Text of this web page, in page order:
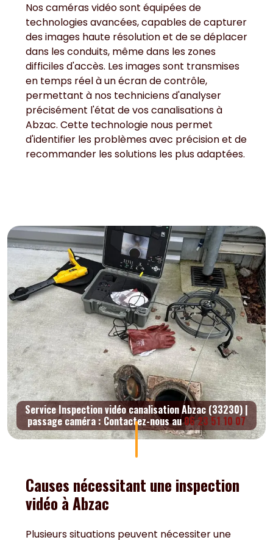
Nos caméras vidéo sont équipées de
technologies avancées, capables de capturer
des images haute résolution et de se déplacer
dans les conduits, même dans les zones
difficiles d'accès. Les images sont transmises
en temps réel à un écran de contrôle,
permettant à nos techniciens d'analyser
précisément l'état de vos canalisations à
Abzac. Cette technologie nous permet
d'identifier les problèmes avec précision et de
recommander les solutions les plus adaptées.
Service Inspection vidéo canalisation Abzac (33230) |
passage caméra : Contactez-nous au06 23 51 10 07
Causes nécessitant une inspection
vidéo à Abzac
Plusieurs situations peuvent nécessiter une